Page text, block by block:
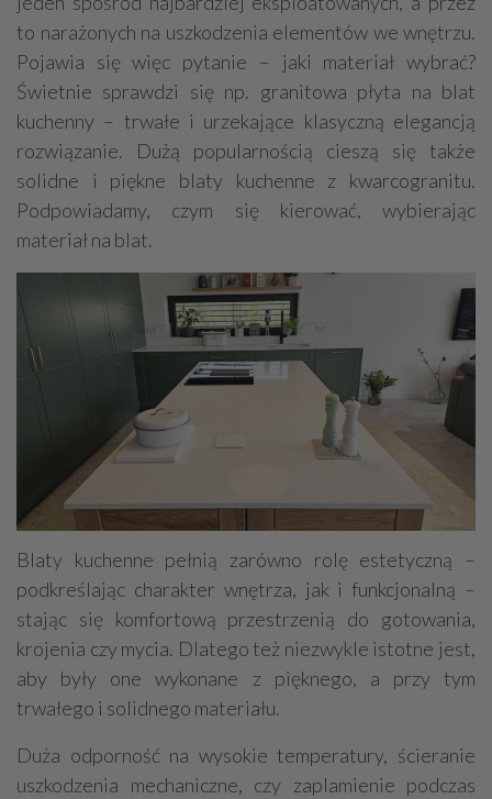
Poręcze, balustrady, barierki
Płytki, glazura, terakota
Sztukateria
Mozaiki i dekoracje szklane
to narażonych na uszkodzenia elementów we wnętrzu.
Pojawia się więc pytanie – jaki materiał wybrać?
Świetnie sprawdzi się np. granitowa płyta na blat
kuchenny – trwałe i urzekające klasyczną elegancją
rozwiązanie. Dużą popularnością cieszą się także
solidne i piękne blaty kuchenne z kwarcogranitu.
Podpowiadamy, czym się kierować, wybierając
materiał na blat.
Blaty kuchenne pełnią zarówno rolę estetyczną –
podkreślając charakter wnętrza, jak i funkcjonalną –
stając się komfortową przestrzenią do gotowania,
krojenia czy mycia. Dlatego też niezwykle istotne jest,
aby były one wykonane z pięknego, a przy tym
trwałego i solidnego materiału.
Duża odporność na wysokie temperatury, ścieranie
uszkodzenia mechaniczne, czy zaplamienie podczas